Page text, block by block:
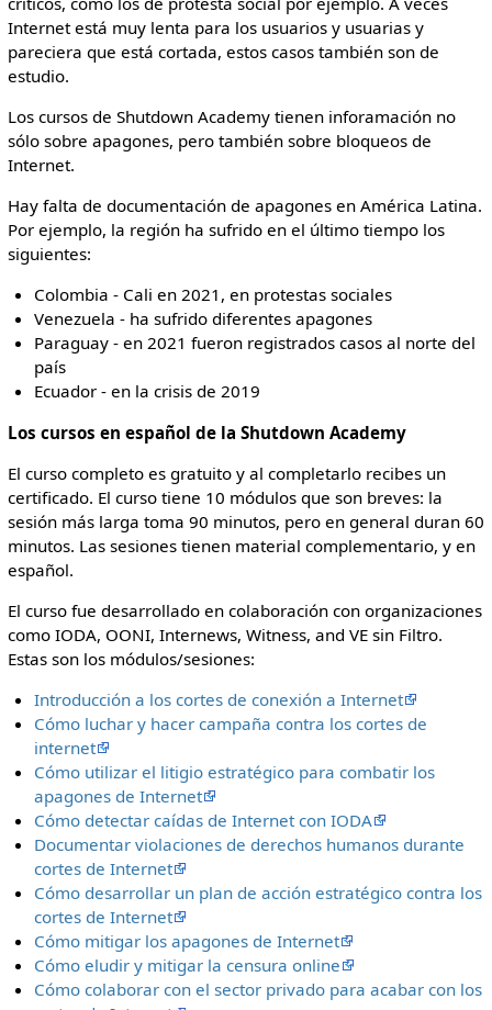
Internet está muy lenta para los usuarios y usuarias y
pareciera que está cortada, estos casos también son de
estudio.
Los cursos de Shutdown Academy tienen inforamación no
sólo sobre apagones, pero también sobre bloqueos de
Internet.
Hay falta de documentación de apagones en América Latina.
Por ejemplo, la región ha sufrido en el último tiempo los
siguientes:
Colombia - Cali en 2021, en protestas sociales
Venezuela - ha sufrido diferentes apagones
Paraguay - en 2021 fueron registrados casos al norte del
país
Ecuador - en la crisis de 2019
Los cursos en español de la Shutdown Academy
El curso completo es gratuito y al completarlo recibes un
certificado. El curso tiene 10 módulos que son breves: la
sesión más larga toma 90 minutos, pero en general duran 60
minutos. Las sesiones tienen material complementario, y en
español.
El curso fue desarrollado en colaboración con organizaciones
como IODA, OONI, Internews, Witness, and VE sin Filtro.
Estas son los módulos/sesiones:
Introducción a los cortes de conexión a Internet
Cómo luchar y hacer campaña contra los cortes de
internet
Cómo utilizar el litigio estratégico para combatir los
apagones de Internet
Cómo detectar caídas de Internet con IODA
Documentar violaciones de derechos humanos durante
cortes de Internet
Cómo desarrollar un plan de acción estratégico contra los
cortes de Internet
Cómo mitigar los apagones de Internet
Cómo eludir y mitigar la censura online
Cómo colaborar con el sector privado para acabar con los